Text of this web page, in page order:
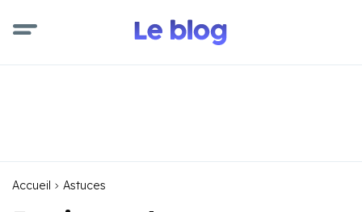
Accueil Astuces